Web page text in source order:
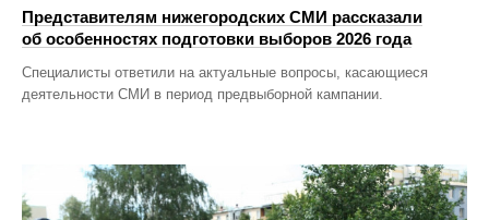
Представителям нижегородских СМИ рассказали
об особенностях подготовки выборов 2026 года
Специалисты ответили на актуальные вопросы, касающиеся
деятельности СМИ в период предвыборной кампании.